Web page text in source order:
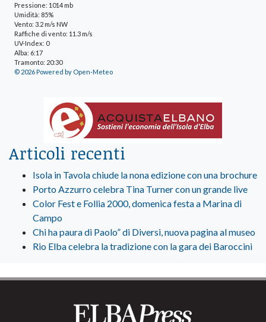
Pressione: 1014 mb
Umidità: 85%
Vento: 3.2 m/s NW
Raffiche di vento: 11.3 m/s
UV-Index: 0
Alba: 6:17
Tramonto: 20:30
© 2026 Powered by Open-Meteo
Articoli recenti
Isola in Tavola chiude la nona edizione con una brochure
Porto Azzurro celebra Tina Turner con un grande live
Color Fest e Follia 2000, domenica festa a Marina di
Campo
Chi ha paura di Paolo” di Diversi, nuova pagina al museo
Rio Elba celebra la tradizione con la gara dei Baroccini